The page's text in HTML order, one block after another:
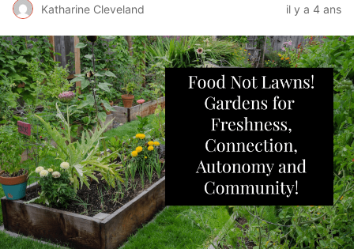
Katharine Cleveland il y a 4 ans